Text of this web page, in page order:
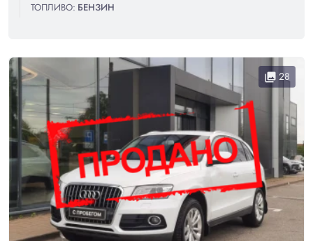
ТОПЛИВО: БЕНЗИН
collections 28